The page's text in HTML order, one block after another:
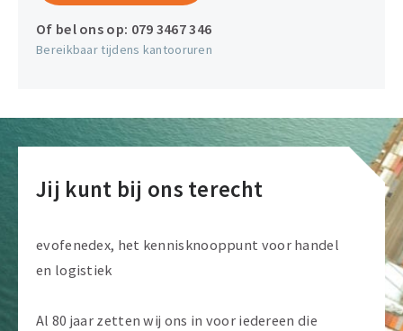
Of bel ons op: 079 3467 346
Bereikbaar tijdens kantooruren
Jij kunt bij ons terecht
evofenedex, het kennisknooppunt voor handel
en logistiek
Al 80 jaar zetten wij ons in voor iedereen die